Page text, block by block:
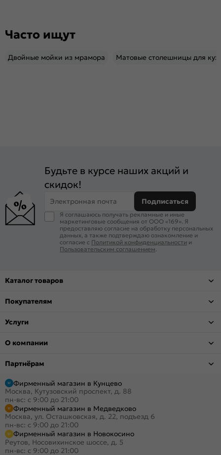
Часто ищут
Двойные мойки из мрамора Матовые столешницы для
Будьте в курсе наших акций и
скидок!
Электронная почта Подписаться
Я соглашаюсь получать рекламные и иные
маркетинговые сообщения от ООО «169». Я
предоставляю согласие на обработку персональных
данных, а также подтверждаю ознакомление и
согласие с Политикой конфиденциальности и
Пользовательским соглашением.
Каталог товаров
Покупателям
Услуги
О компании
Партнёрам
Фирменный магазин в Кунцево
Москва, Кутузовский проспект, д. 88
пн-вс: с 9:00 до 21:00
Фирменный магазин в Медведково
Москва, ул. Осташковская, д. 22, подъезд 6
пн-вс: с 9:00 до 21:00
Фирменный магазин в Новокосино
Реутов, Носовихинское шоссе, д. 5
пн-вс: с 9:00 до 21:00